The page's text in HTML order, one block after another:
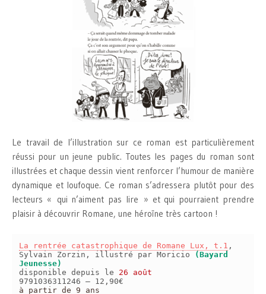
Le travail de l’illustration sur ce roman est particulièrement
réussi pour un jeune public. Toutes les pages du roman sont
illustrées et chaque dessin vient renforcer l’humour de manière
dynamique et loufoque. Ce roman s’adressera plutôt pour des
lecteurs « qui n’aiment pas lire » et qui pourraient prendre
plaisir à découvrir Romane, une héroïne très cartoon !
La rentrée catastrophique de Romane Lux, t.1 ,
Sylvain Zorzin, illustré par Moricio
(Bayard
Jeunesse)
disponible depuis le 26 août
9791036311246 – 12,90€
à partir de 9 ans